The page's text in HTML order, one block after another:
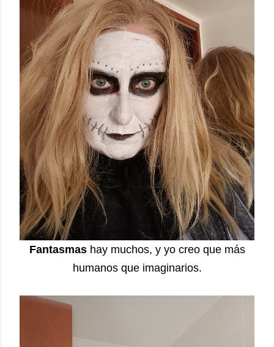
Fantasmashay muchos, y yo creo que más
humanos que imaginarios.